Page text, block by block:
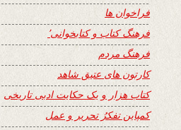
فراخوان ها
فرهنگ کتاب و کتابخوانی٬
فرهنگ مردم
کارتون های عتیق شاهد
کتاب هزار و یک حکایت ادبی تاریخی
کمپاین تفکرُ تحریر و عمل